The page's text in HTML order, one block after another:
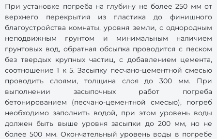
При установке погреба на глубину не более 250 мм от
верхнего перекрытия из пластика до финишного
благоустройства комнаты, уровня земли, с однородным
неподвижным грунтом и минимальным наличием
грунтовых вод, обратная обсыпка проводится с песком
без твердых крупных частиц, с добавлением цемента,
соотношение 1 к 5. Засыпку песчано-цементной смесью
проводить слоями, толщина слоя до 300 мм. При
выполнении засыпочных работ погреба
бетонированием (песчано-цементной смесью), погреб
необходимо заполнить водой, при этом уровень воды
должен быть выше уровня засыпки до 200 мм, но не
более 500 мм. Окончательный уровень воды в погребе